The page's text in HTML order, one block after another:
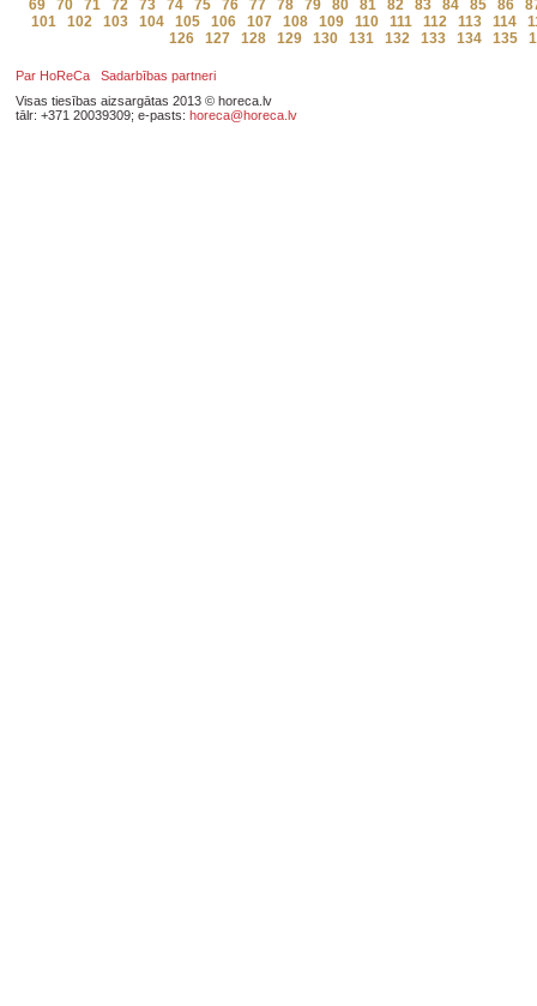
69 70 71 72 73 74 75 76 77 78 79 80 81 82 83 84 85 86
101
102 103 104 105 106 107 108 109 110 111 112 113 114
126
127 128 129 130 131 132 133 134 135
Par HoReCa
Sadarbības partneri
Visas tiesības aizsargātas 2013 © horeca.lv
tālr: +371 20039309; e-pasts: horeca@horeca.lv